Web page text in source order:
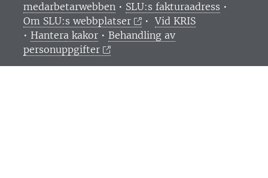
medarbetarwebben • SLU:s fakturaadress •
Om SLU:s webbplatser
•Vid KRIS
• Hantera kakor • Behandling av
personuppgifter